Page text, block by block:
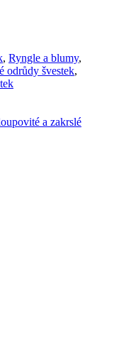
, Ryngle a blumy,
odrůdy švestek,
a zakrslé